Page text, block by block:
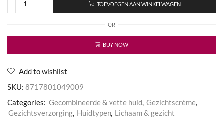
Matt
aantal
TOEVOEGEN AAN WINKELWAGEN
OR
BUY NOW
Add to wishlist
SKU: 8717801049009
Categories: Gecombineerde & vette huid, Gezichtscrème,
Gezichtsverzorging, Huidtypen, Lichaam & gezicht